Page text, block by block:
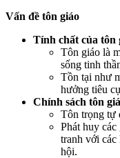
Vấn đề tôn giáo
Tính chất của tôn
Tôn giáo là
sống tinh
Tồn tại như
hưởng tiêu
Chính sách tôn
Tôn trọng tự
Phát huy
tranh với các
hội.